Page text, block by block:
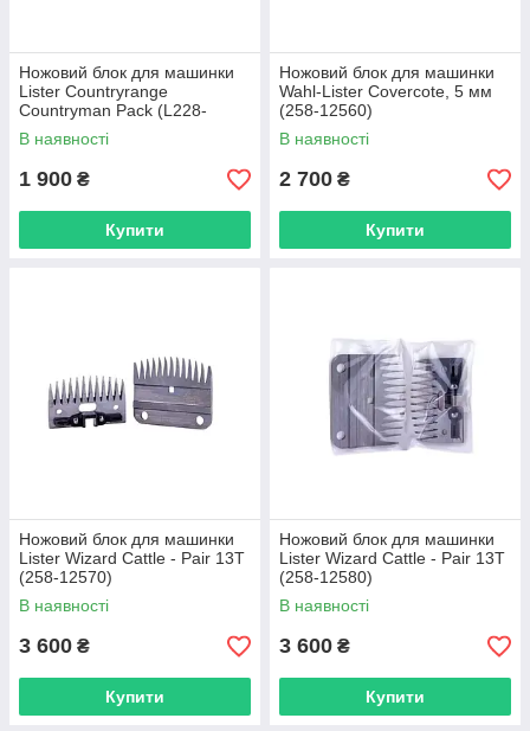
Ножовий блок для машинки
Lister Countryrange
Countryman Pack (L228-
13700)
В наявності
1 900 ₴
Купити
Ножовий блок для машинки
Wahl-Lister Covercote, 5 мм
(258-12560)
В наявності
2 700 ₴
Купити
Ножовий блок для машинки
Lister Wizard Cattle - Pair 13T
(258-12570)
В наявності
3 600 ₴
Купити
Ножовий блок для машинки
Lister Wizard Cattle - Pair 13T
(258-12580)
В наявності
3 600 ₴
Купити